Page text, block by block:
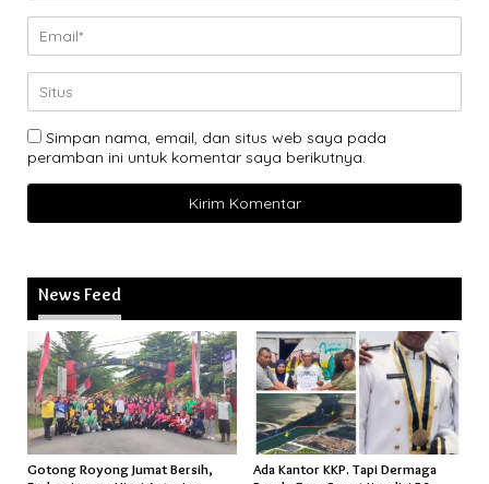
Simpan nama, email, dan situs web saya pada
peramban ini untuk komentar saya berikutnya.
News Feed
Gotong Royong Jumat Bersih,
Ada Kantor KKP. Tapi Dermaga